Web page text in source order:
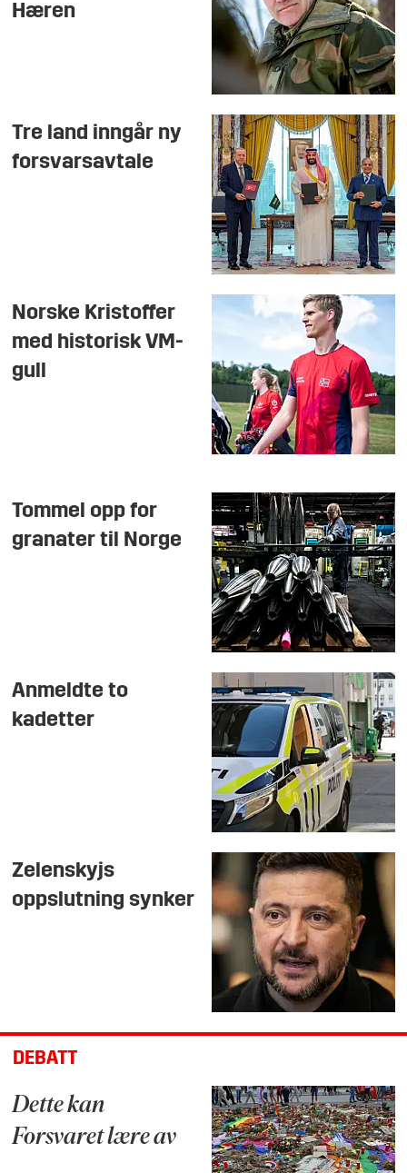
Hæren
Tre land inngår ny
forsvarsavtale
Norske Kristoffer
med historisk VM-
gull
Tommel opp for
granater til Norge
Anmeldte to
kadetter
Zelenskyjs
oppslutning synker
DEBATT
Dette kan
Forsvaret lære av